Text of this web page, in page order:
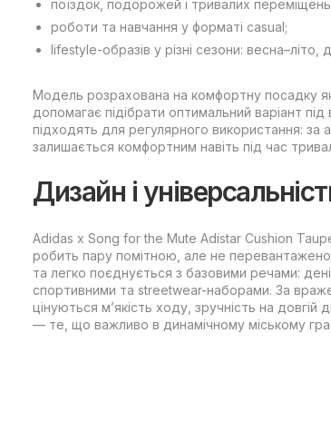
поїздок, подорожей і тривалих
роботи та навчання у форматі casual;
lifestyle-образів у різні сезони: весна–літо,
Модель розрахована на комфортну посадку
допомагає підібрати оптимальний варіант
підходять для регулярного використання: за
залишається комфортним навіть під час
Дизайн і
Adidas x Song for the Mute Adistar Cushion
робить пару помітною, але не
та легко поєднується з базовими речами:
спортивними та streetwear-наборами. За
цінуються м’якість ходу, зручність на
— те, що важливо в динамічному міському